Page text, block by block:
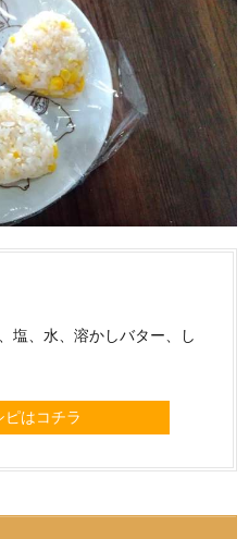
塩、水、溶かしバター、し
はコチラ